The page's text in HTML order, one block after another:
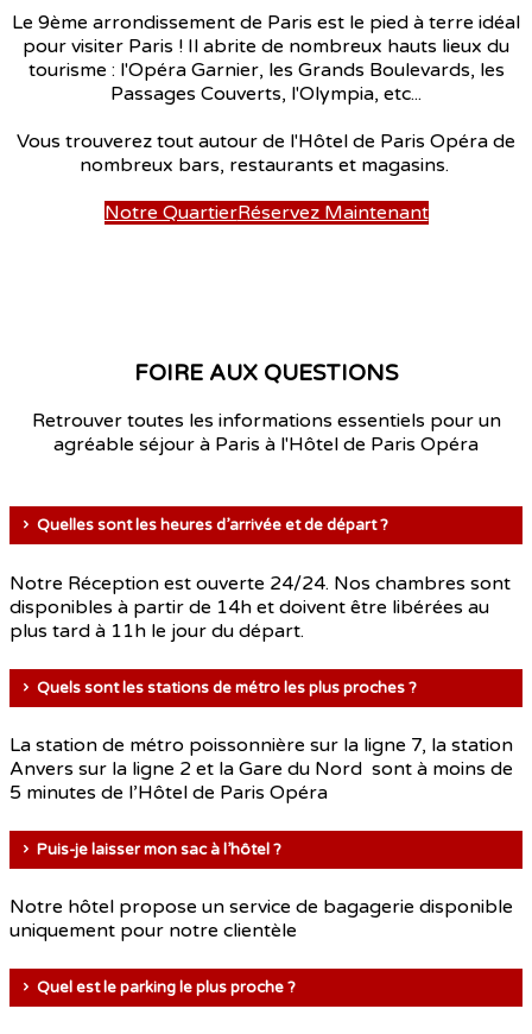
Le 9ème arrondissement de Paris est le pied à terre idéal
pour visiter Paris ! Il abrite de nombreux hauts lieux du
tourisme : l'Opéra Garnier, les Grands Boulevards, les
Passages Couverts, l'Olympia, etc...
Vous trouverez tout autour de l'Hôtel de Paris Opéra de
nombreux bars, restaurants et magasins.
Notre QuartierRéservez Maintenant
FOIRE AUX QUESTIONS
Retrouver toutes les informations essentiels pour un
agréable séjour à Paris à l'Hôtel de Paris Opéra
Quelles sont les heures d’arrivée et de départ ?
Notre Réception est ouverte 24/24. Nos chambres sont
disponibles à partir de 14h et doivent être libérées au
plus tard à 11h le jour du départ.
Quels sont les stations de métro les plus proches ?
La station de métro poissonnière sur la ligne 7, la station
Anvers sur la ligne 2 et la Gare du Nord sont à moins de
5 minutes de l’Hôtel de Paris Opéra
Puis-je laisser mon sac à l’hôtel ?
Notre hôtel propose un service de bagagerie disponible
uniquement pour notre clientèle
Quel est le parking le plus proche ?